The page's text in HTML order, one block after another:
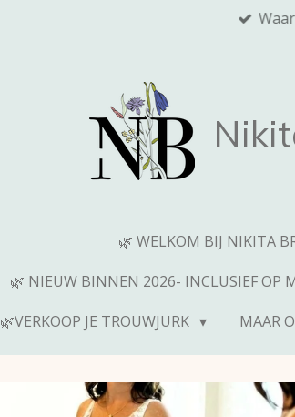
🌿 WELKOM BIJ NIKITA
🌿 NIEUW BINNEN 2026- INCLUSIEF OP
🌿VERKOOP JE TROUWJURK
MAAR